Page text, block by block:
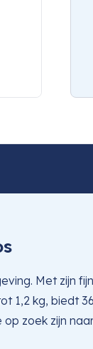
Met zijn
1,2 kg, biedt
zoek zijn